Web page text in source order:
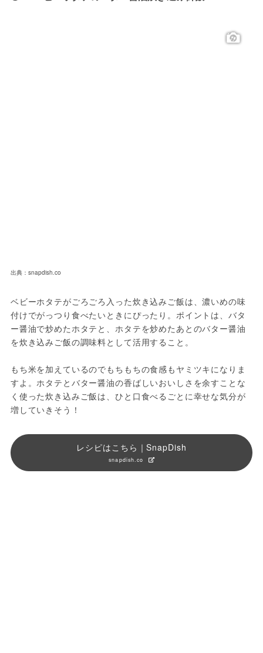
出典：snapdish.co
ベビーホタテがごろごろ入った炊き込みご飯は、濃いめの味
付けでがっつり食べたいときにぴったり。ポイントは、バタ
ー醤油で炒めたホタテと、ホタテを炒めたあとのバター醤油
を炊き込みご飯の調味料として活用すること。
もち米を加えているのでもちもちの食感もヤミツキになりま
すよ。ホタテとバター醤油の香ばしいおいしさを余すことな
く使った炊き込みご飯は、ひと口食べるごとに幸せな気分が
増していきそう！
レシピはこちら｜SnapDish
snapdish.co